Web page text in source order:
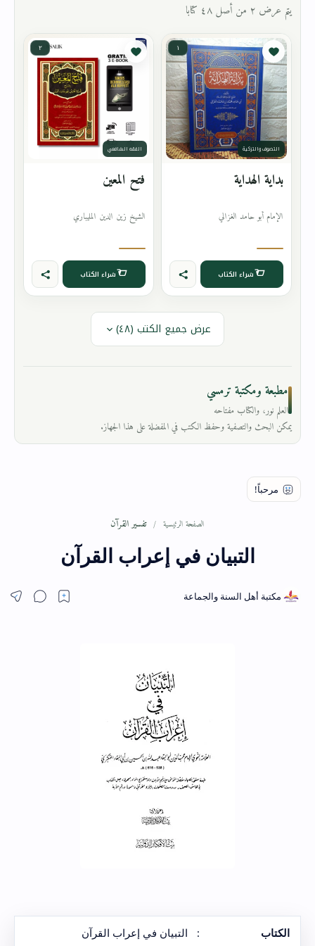
يتم عرض ٢ من أصل ٤٨ كتابا
١
التصوف والتزكية
بداية الهداية
الإمام أبو حامد الغزالي
شراء الكتاب
٢
الفقه الشافعي
فتح المعين
الشيخ زين الدين المليباري
شراء الكتاب
عرض جميع الكتب (٤٨)
مطبعة ومكتبة ترمسي
العلم نور، والكتاب مفتاحه
يمكن البحث والتصفية وحفظ الكتب في المفضلة على هذا الجهاز.
الصفحة الرئيسية تفسير القرآن
التبيان في إعراب القرآن
الكتاب : التبيان في إعراب القرآن